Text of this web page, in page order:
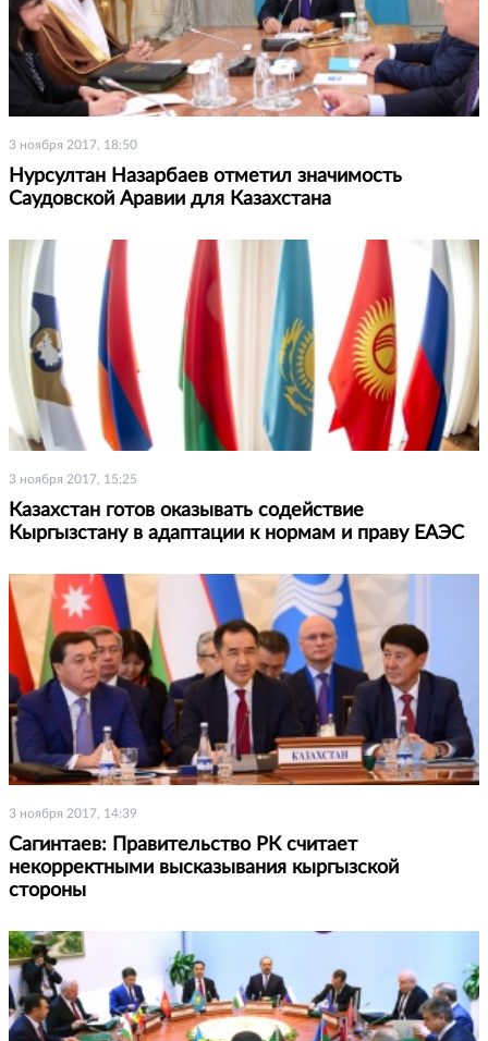
3 ноября 2017, 18:50
Нурсултан Назарбаев отметил значимость
Саудовской Аравии для Казахстана
3 ноября 2017, 15:25
Казахстан готов оказывать содействие
Кыргызстану в адаптации к нормам и праву ЕАЭС
3 ноября 2017, 14:39
Сагинтаев: Правительство РК считает
некорректными высказывания кыргызской
стороны